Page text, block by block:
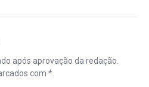
após aprovação da redação.
com *.